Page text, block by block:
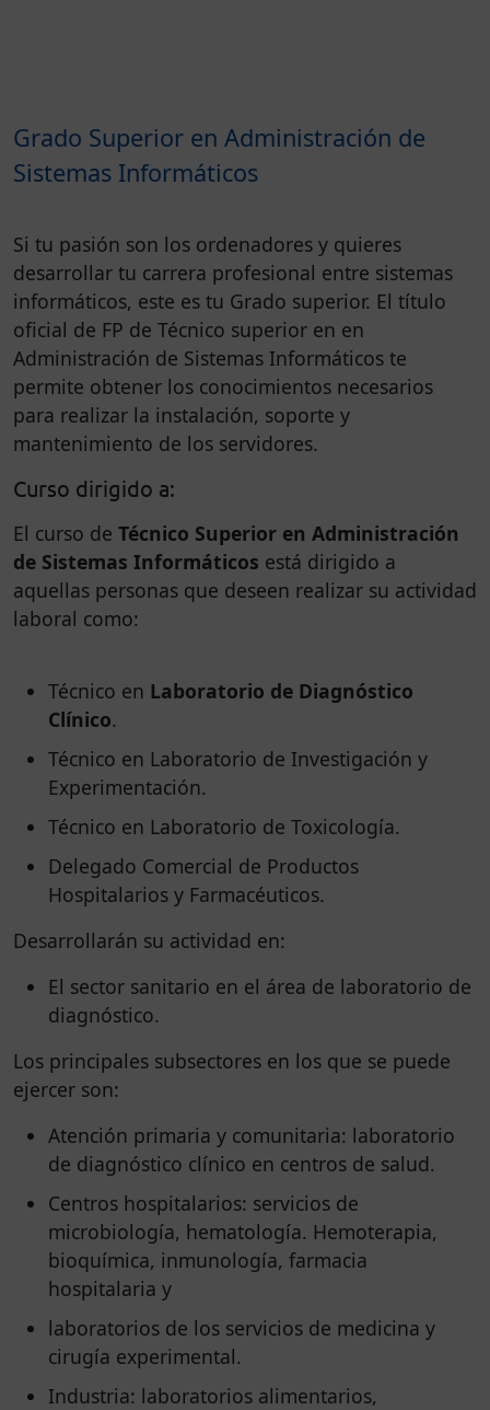
Grado Superior en Administración de
Sistemas Informáticos
Si tu pasión son los ordenadores y quieres
desarrollar tu carrera profesional entre sistemas
informáticos, este es tu Grado superior. El título
oficial de FP de Técnico superior en en
Administración de Sistemas Informáticos te
permite obtener los conocimientos necesarios
para realizar la instalación, soporte y
mantenimiento de los servidores.
Curso dirigido a:
El curso de Técnico Superior en Administración
de Sistemas Informáticos está dirigido a
aquellas personas que deseen realizar su actividad
laboral como:
Técnico en Laboratorio de Diagnóstico
Clínico.
Técnico en Laboratorio de Investigación y
Experimentación.
Técnico en Laboratorio de Toxicología.
Delegado Comercial de Productos
Hospitalarios y Farmacéuticos.
Desarrollarán su actividad en:
El sector sanitario en el área de laboratorio de
diagnóstico.
Los principales subsectores en los que se puede
ejercer son:
Atención primaria y comunitaria: laboratorio
de diagnóstico clínico en centros de salud.
Centros hospitalarios: servicios de
microbiología, hematología. Hemoterapia,
bioquímica, inmunología, farmacia
hospitalaria y
laboratorios de los servicios de medicina y
cirugía experimental.
Industria: laboratorios alimentarios,